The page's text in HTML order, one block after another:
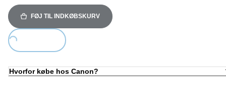
FØJ TIL INDKØBSKURV
Loading...
Hvorfor købe hos Canon?